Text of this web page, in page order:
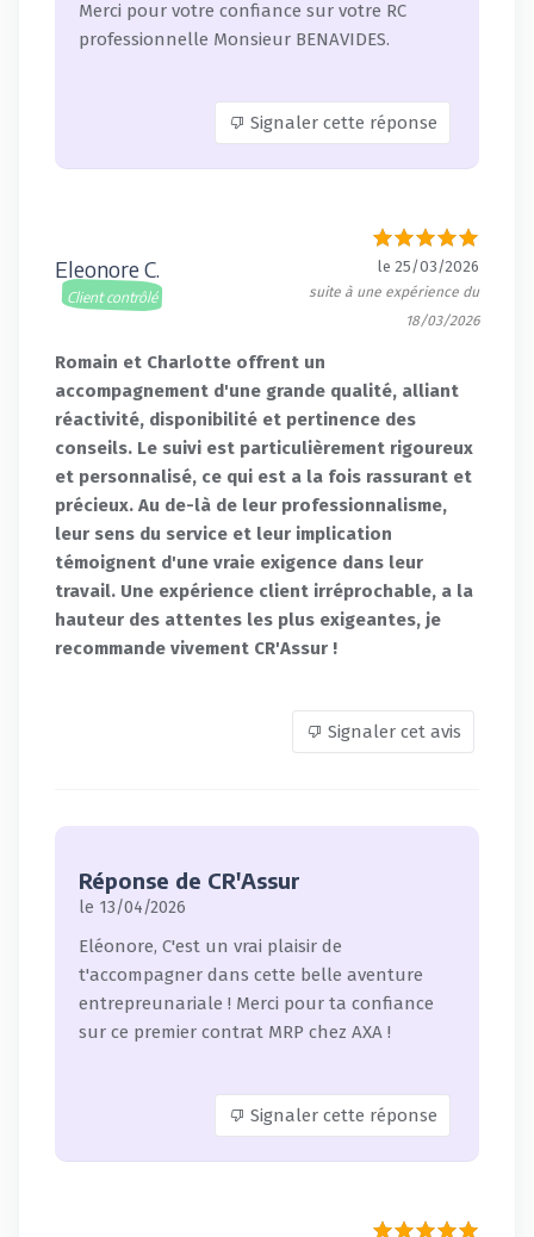
Merci pour votre confiance sur votre RC
professionnelle Monsieur BENAVIDES.
Signaler cette réponse
Eleonore C.
Client contrôlé
le 25/03/2026
suite à une expérience du
18/03/2026
Romain et Charlotte offrent un
accompagnement d'une grande qualité, alliant
réactivité, disponibilité et pertinence des
conseils. Le suivi est particulièrement rigoureux
et personnalisé, ce qui est a la fois rassurant et
précieux. Au de-là de leur professionnalisme,
leur sens du service et leur implication
témoignent d'une vraie exigence dans leur
travail. Une expérience client irréprochable, a la
hauteur des attentes les plus exigeantes, je
recommande vivement CR'Assur !
Signaler cet avis
Réponse de CR'Assur
le 13/04/2026
Eléonore, C'est un vrai plaisir de
t'accompagner dans cette belle aventure
entrepreunariale ! Merci pour ta confiance
sur ce premier contrat MRP chez AXA !
Signaler cette réponse